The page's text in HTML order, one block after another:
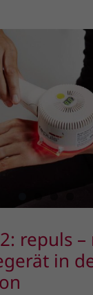
repuls –
in